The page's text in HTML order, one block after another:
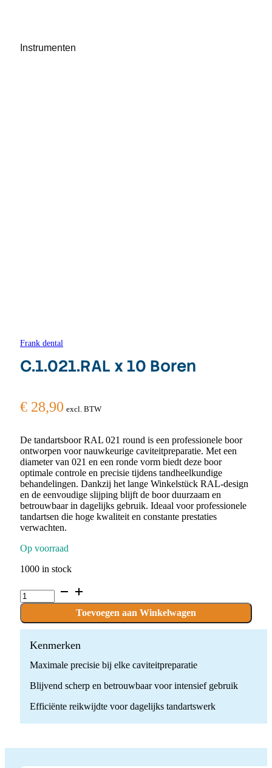
Instrumenten
Frank dental
C.1.021.RAL x 10 Boren
€ 28,90 excl. BTW
De tandartsboor RAL 021 round is een professionele boor
ontworpen voor nauwkeurige caviteitpreparatie. Met een
diameter van 021 en een ronde vorm biedt deze boor
optimale controle en precisie tijdens tandheelkundige
behandelingen. Dankzij het lange Winkelstück RAL-design
en de eenvoudige slijping blijft de boor duurzaam en
betrouwbaar in dagelijks gebruik. Ideaal voor professionele
tandartsen die hoge kwaliteit en constante prestaties
verwachten.
Op voorraad
1000 in stock
C.1.021.RAL
x
Boren
quantity
Toevoegen aan Winkelwagen
Kenmerken
Maximale precisie bij elke caviteitpreparatie
Blijvend scherp en betrouwbaar voor intensief gebruik
Efficiënte reikwijdte voor dagelijks tandartswerk